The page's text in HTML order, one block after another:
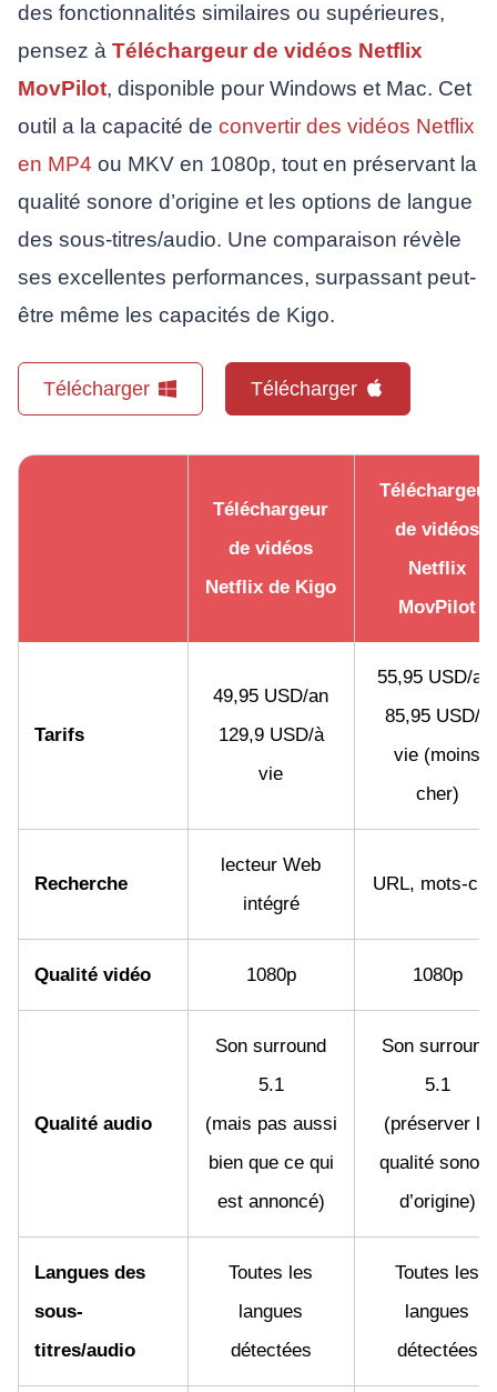
des fonctionnalités similaires ou supérieures,
pensez à Téléchargeur de vidéos Netflix
MovPilot, disponible pour Windows et Mac. Cet
outil a la capacité de convertir des vidéos Netflix
en MP4 ou MKV en 1080p, tout en préservant la
qualité sonore d’origine et les options de langue
des sous-titres/audio. Une comparaison révèle
ses excellentes performances, surpassant peut-
être même les capacités de Kigo.
Télécharger Télécharger
Téléchargeur
de vidéos
Netflix de Kigo
Téléchargeur
de vidéos
Netflix
MovPilot
Tarifs
49,95 USD/an
129,9 USD/à
vie
55,95 USD/an
85,95 USD/à
vie (moins
cher)
Recherche
lecteur Web
intégré
URL, mots-
Qualité vidéo 1080p 1080p
Qualité audio
Son surround
5.1
(mais pas aussi
bien que ce qui
est annoncé)
Son surround
5.1
(préserver la
qualité sonore
d’origine)
Langues des
sous-
titres/audio
Toutes les
langues
détectées
Toutes les
langues
détectées